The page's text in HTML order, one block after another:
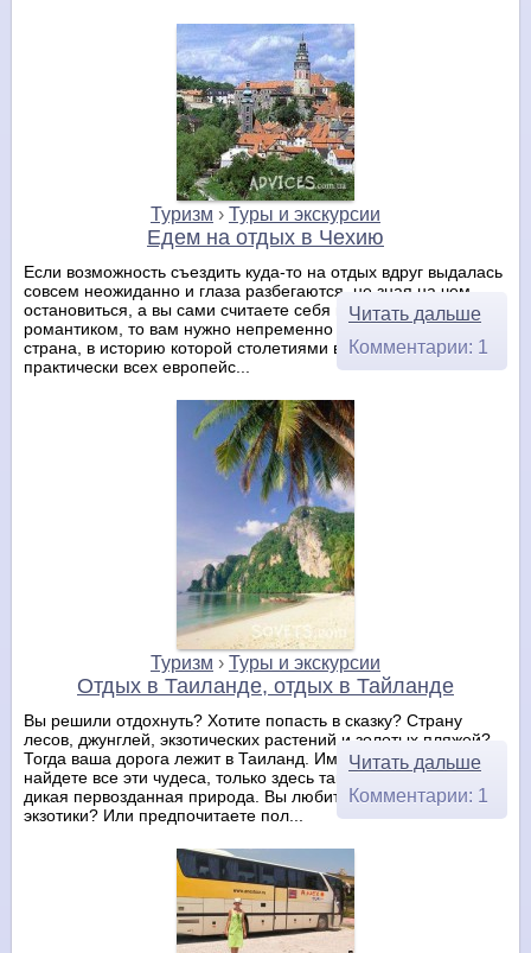
Туризм › Туры и экскурсии
Едем на отдых в Чехию
Если возможность съездить куда-то на отдых вдруг выдалась
совсем неожиданно и глаза разбегаются, не зная на чем
остановиться, а вы сами считаете себя неисправимым
романтиком, то вам нужно непременно посетить Чехию. Это
страна, в историю которой столетиями вплетались жизни
практически всех европейс...
Читать дальше
Комментарии: 1
Туризм › Туры и экскурсии
Отдых в Таиланде, отдых в Тайланде
Вы решили отдохнуть? Хотите попасть в сказку? Страну
лесов, джунглей, экзотических растений и золотых пляжей?
Тогда ваша дорога лежит в Таиланд. Именно здесь вы
найдете все эти чудеса, только здесь такое голубое море и
дикая первозданная природа. Вы любитель древней
экзотики? Или предпочитаете пол...
Читать дальше
Комментарии: 1